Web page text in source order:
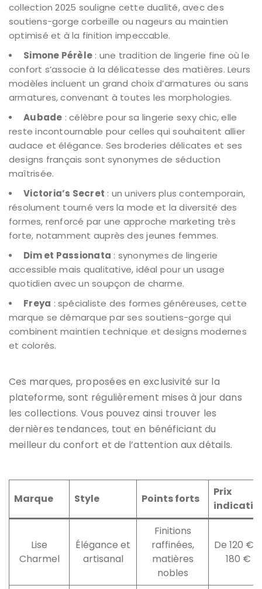
collection 2025 souligne cette dualité, avec des
soutiens-gorge corbeille ou nageurs au maintien
optimisé et à la finition impeccable.
Simone Pérèle : une tradition de lingerie fine où le
confort s’associe à la délicatesse des matières. Leurs
modèles incluent un grand choix d’armatures ou sans
armatures, convenant à toutes les morphologies.
Aubade : célèbre pour sa lingerie sexy chic, elle
reste incontournable pour celles qui souhaitent allier
audace et élégance. Ses broderies délicates et ses
designs français sont synonymes de séduction
maîtrisée.
Victoria’s Secret : un univers plus contemporain,
résolument tourné vers la mode et la diversité des
formes, renforcé par une approche marketing très
forte, notamment auprès des jeunes femmes.
Dim et Passionata : synonymes de lingerie
accessible mais qualitative, idéal pour un usage
quotidien avec un soupçon de charme.
Freya : spécialiste des formes généreuses, cette
marque se démarque par ses soutiens-gorge qui
combinent maintien technique et designs modernes
et colorés.
Ces marques, proposées en exclusivité sur la
plateforme, sont régulièrement mises à jour dans
les collections. Vous pouvez ainsi trouver les
dernières tendances, tout en bénéficiant du
meilleur du confort et de l’attention aux détails.
Marque Style Points forts
Prix
indicatifs
Lise
Charmel
Élégance et
artisanal
Finitions
raffinées,
matières
nobles
De 120 € à
180 €